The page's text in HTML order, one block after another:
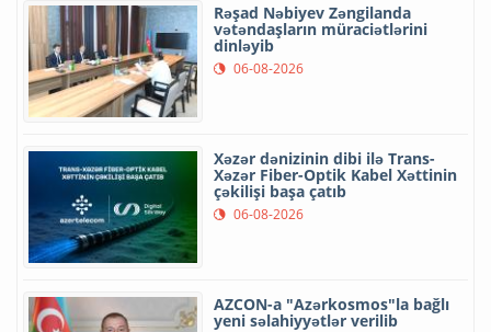
Rəşad Nəbiyev Zəngilanda
vətəndaşların müraciətlərini
dinləyib
06-08-2026
Xəzər dənizinin dibi ilə Trans-
Xəzər Fiber-Optik Kabel Xəttinin
çəkilişi başa çatıb
06-08-2026
AZCON-a "Azərkosmos"la bağlı
yeni səlahiyyətlər verilib